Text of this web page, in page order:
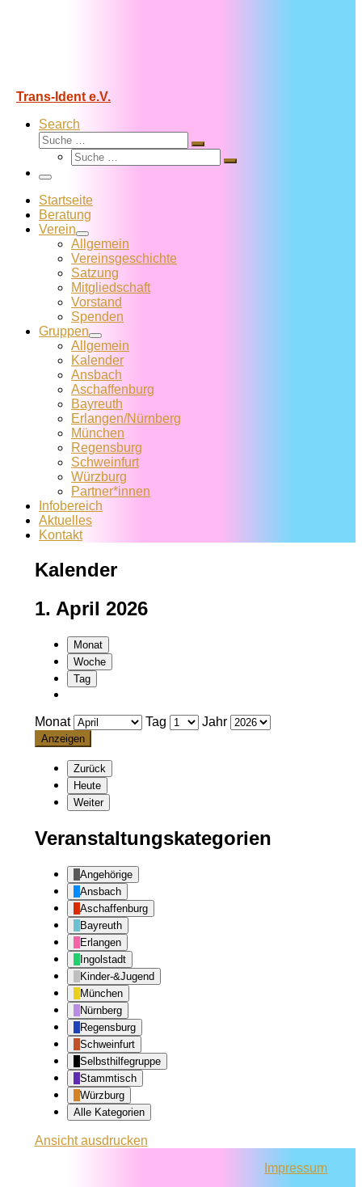
Trans-Ident e.V.
Search
Suche
Suche
Suche
Suche
Menü
Startseite
Beratung
Verein
Allgemein
Vereins­geschichte
Satzung
Mitglied­schaft
Vorstand
Spenden
Gruppen
Allgemein
Kalender
Ansbach
Aschaffenburg
Bayreuth
Erlangen/Nürnberg
München
Regensburg
Schweinfurt
Würzburg
Partner*innen
Infobereich
Aktuelles
Kontakt
Kalender
1. April 2026
Monat
Woche
Tag
Monat Tag Jahr
Zurück
Heute
Weiter
Veranstaltungskategorien
Angehörige
Ansbach
Aschaffenburg
Bayreuth
Erlangen
Ingolstadt
Kinder-&Jugend
München
Nürnberg
Regensburg
Schweinfurt
Selbsthilfegruppe
Stammtisch
Würzburg
Alle Kategorien
Ansichtausdrucken
Impressum